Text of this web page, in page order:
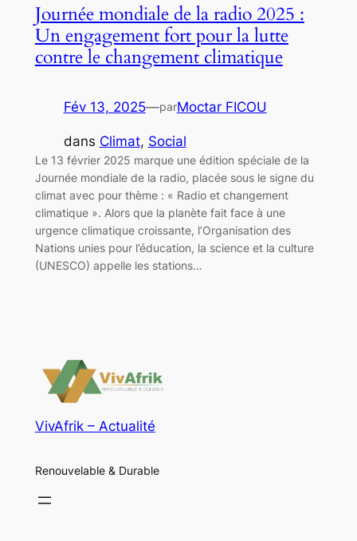
Journée mondiale de la radio 2025 :
Un engagement fort pour la lutte
contre le changement climatique
Fév 13, 2025—parMoctar FICOU
dans Climat, Social
Le 13 février 2025 marque une édition spéciale de la
Journée mondiale de la radio, placée sous le signe du
climat avec pour thème : « Radio et changement
climatique ». Alors que la planète fait face à une
urgence climatique croissante, l’Organisation des
Nations unies pour l’éducation, la science et la culture
(UNESCO) appelle les stations…
VivAfrik – Actualité
Renouvelable & Durable